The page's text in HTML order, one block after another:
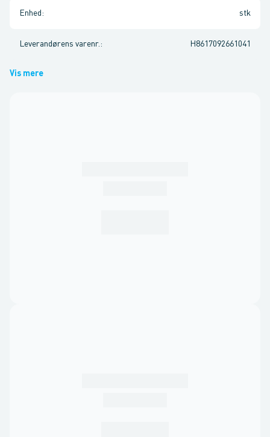
Enhed : stk
Leverandørens varenr. : H8617092661041
Vis mere